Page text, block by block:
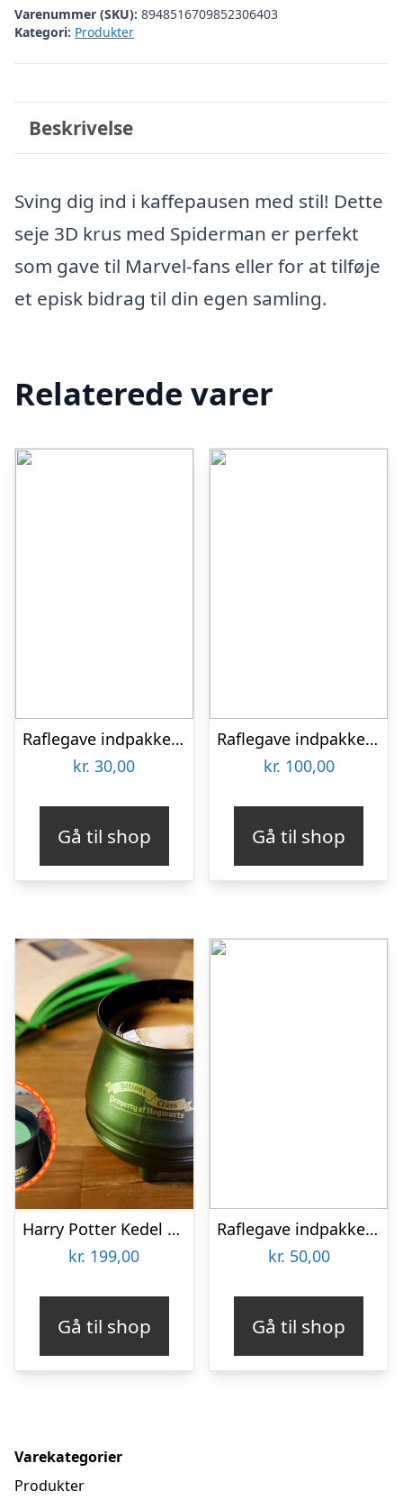
Varenummer (SKU): 8948516709852306403
Kategori: Produkter
Beskrivelse
Sving dig ind i kaffepausen med stil! Dette
seje 3D krus med Spiderman er perfekt
som gave til Marvel-fans eller for at tilføje
et episk bidrag til din egen samling.
Relaterede varer
Raflegave indpakket – Kr. 30,-
kr. 30,00
Gå til shop
Raflegave indpakket 100 kr.
kr. 100,00
Gå til shop
Harry Potter Kedel Selvrørende Krus
kr. 199,00
Gå til shop
Raflegave indpakket – Kr. 50,-
kr. 50,00
Gå til shop
Varekategorier
Produkter